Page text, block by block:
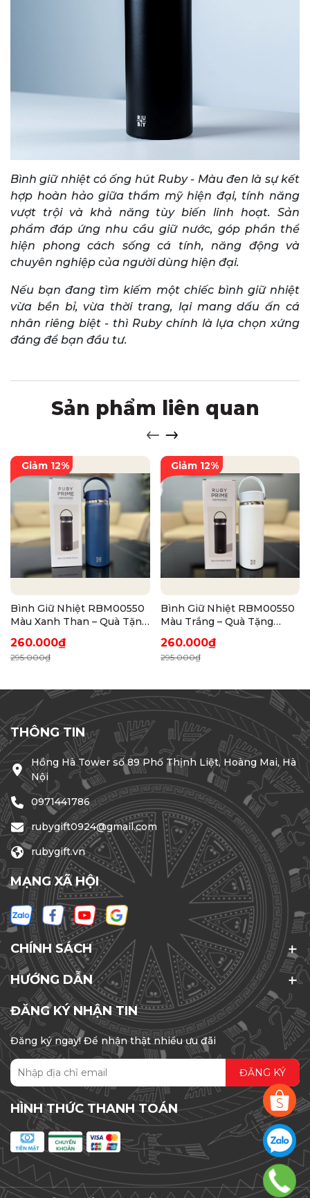
Bình giữ nhiệt có ống hút Ruby - Màu đen là sự kết
hợp hoàn hảo giữa thẩm mỹ hiện đại, tính năng
vượt trội và khả năng tùy biến linh hoạt. Sản
phẩm đáp ứng nhu cầu giữ nước, góp phần thể
hiện phong cách sống cá tính, năng động và
chuyên nghiệp của người dùng hiện đại.
Nếu bạn đang tìm kiếm một chiếc bình giữ nhiệt
vừa bền bỉ, vừa thời trang, lại mang dấu ấn cá
nhân riêng biệt - thì Ruby chính là lựa chọn xứng
đáng để bạn đầu tư.
Sản phẩm liên quan
Giảm 12%
Bình Giữ Nhiệt RBM00550
Màu Xanh Than – Quà Tặng
260.000₫
295.000₫
Giảm 12%
Bình Giữ Nhiệt RBM00550
Màu Trắng – Quà Tặng
260.000₫
295.000₫
THÔNG TIN
Hồng Hà Tower số 89 Phố Thịnh Liệt, Hoàng Mai, Hà
Nội
0971441786
rubygift0924@gmail.com
rubygift.vn
MẠNG XÃ HỘI
CHÍNH SÁCH
HƯỚNG DẪN
ĐĂNG KÝ NHẬN TIN
Đăng ký ngay! Để nhận thật nhiều ưu đãi
ĐĂNG KÝ
HÌNH THỨC THANH TOÁN